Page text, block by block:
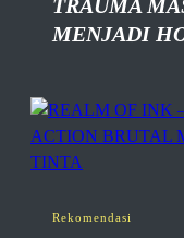
TRAUMA
MENJADI
Rekomendasi